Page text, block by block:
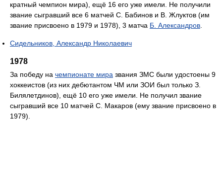
кратный чемпион мира), ещё 16 его уже имели. Не получили
звание сыгравший все 6 матчей С. Бабинов и В. Жлуктов (им
звание присвоено в 1979 и 1978), 3 матча Б. Александров
Сидельников, Александр Николаевич
1978
За победу на чемпионате мира звания ЗМС были удостоены 9
хоккеистов (из них дебютантом ЧМ или ЗОИ был только З.
Билялетдинов), ещё 10 его уже имели. Не получил звание
сыгравший все 10 матчей С. Макаров (ему звание присвоено в
1979).